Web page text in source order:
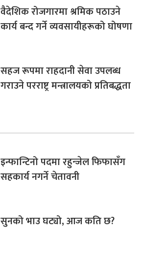
वैदेशिक रोजगारमा श्रमिक पठाउने
कार्य बन्द गर्ने व्यवसायीहरूको घोषणा
सहज रूपमा राहदानी सेवा उपलब्ध
गराउने परराष्ट्र मन्त्रालयको प्रतिबद्धता
इन्फान्टिनो पदमा रहुन्जेल फिफासँग
सहकार्य नगर्ने चेतावनी
सुनको भाउ घट्यो, आज कति छ?